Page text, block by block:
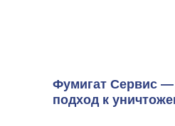
Фумигат Сервис —
подход к